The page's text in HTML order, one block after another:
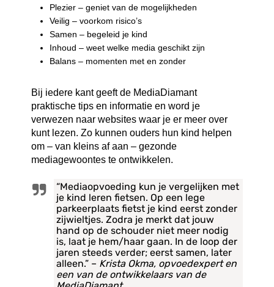
Plezier – geniet van de mogelijkheden
Veilig – voorkom risico’s
Samen – begeleid je kind
Inhoud – weet welke media geschikt zijn
Balans – momenten met en zonder
Bij iedere kant geeft de MediaDiamant
praktische tips en informatie en word je
verwezen naar websites waar je er meer over
kunt lezen. Zo kunnen ouders hun kind helpen
om – van kleins af aan – gezonde
mediagewoontes te ontwikkelen.
“Mediaopvoeding kun je vergelijken met
je kind leren fietsen. Op een lege
parkeerplaats fietst je kind eerst zonder
zijwieltjes. Zodra je merkt dat jouw
hand op de schouder niet meer nodig
is, laat je hem/haar gaan. In de loop der
jaren steeds verder; eerst samen, later
alleen.” – Krista Okma, opvoedexpert en
een van de ontwikkelaars van de